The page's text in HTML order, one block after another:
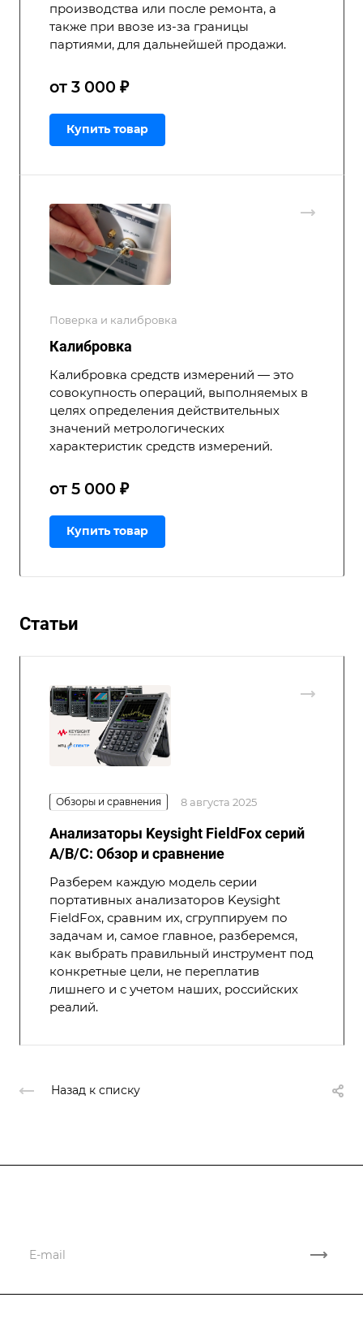
производства или после ремонта, а
также при ввозе из-за границы
партиями, для дальнейшей продажи.
от 3 000 ₽
Купить товар
Поверка и калибровка
Калибровка
Калибровка средств измерений — это
совокупность операций, выполняемых в
целях определения действительных
значений метрологических
характеристик средств измерений.
от 5 000 ₽
Купить товар
Статьи
Обзоры и сравнения 8 августа 2025
Анализаторы Keysight FieldFox серий
A/B/C: Обзор и сравнение
Разберем каждую модель серии
портативных анализаторов Keysight
FieldFox, сравним их, сгруппируем по
задачам и, самое главное, разберемся,
как выбрать правильный инструмент под
конкретные цели, не переплатив
лишнего и с учетом наших, российских
реалий.
Назад к списку